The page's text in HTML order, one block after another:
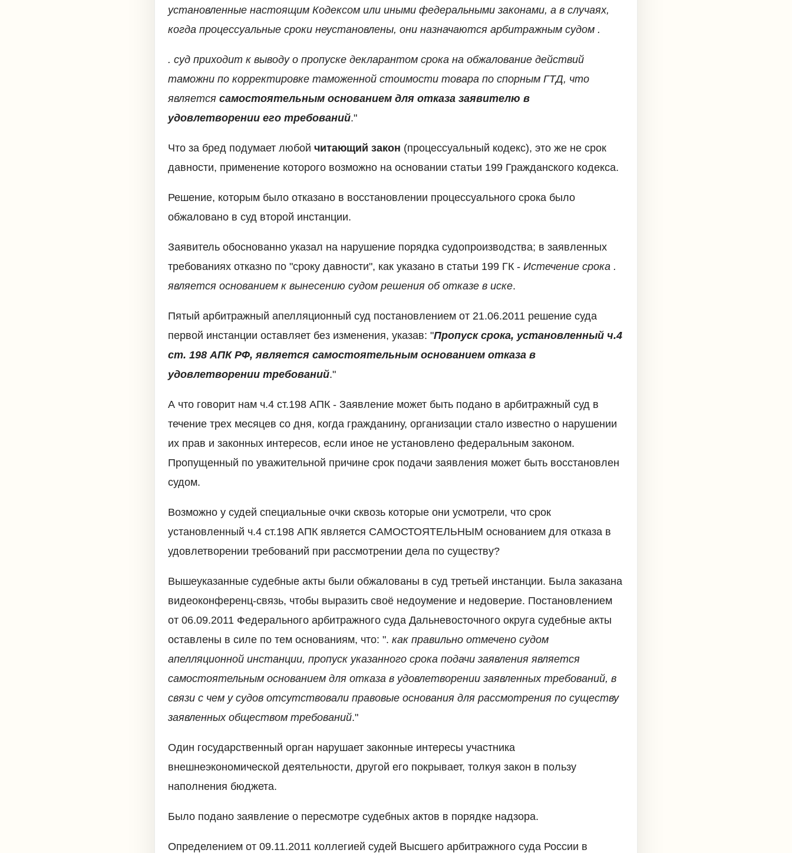
установленные настоящим Кодексом или иными федеральными законами, а в случаях,
когда процессуальные сроки неустановлены, они назначаются арбитражным судом .
. суд приходит к выводу о пропуске декларантом срока на обжалование действий
таможни по корректировке таможенной стоимости товара по спорным ГТД, что
является самостоятельным основанием для отказа заявителю в
удовлетворении его требований."
Что за бред подумает любой читающий закон (процессуальный кодекс), это же не срок
давности, применение которого возможно на основании статьи 199 Гражданского кодекса.
Решение, которым было отказано в восстановлении процессуального срока было
обжаловано в суд второй инстанции.
Заявитель обоснованно указал на нарушение порядка судопроизводства; в заявленных
требованиях отказно по "сроку давности", как указано в статьи 199 ГК - Истечение срока .
является основанием к вынесению судом решения об отказе в иске.
Пятый арбитражный апелляционный суд постановлением от 21.06.2011 решение суда
первой инстанции оставляет без изменения, указав: "Пропуск срока, установленный ч.4
ст. 198 АПК РФ, является самостоятельным основанием отказа в
удовлетворении требований."
А что говорит нам ч.4 ст.198 АПК - Заявление может быть подано в арбитражный суд в
течение трех месяцев со дня, когда гражданину, организации стало известно о нарушении
их прав и законных интересов, если иное не установлено федеральным законом.
Пропущенный по уважительной причине срок подачи заявления может быть восстановлен
судом.
Возможно у судей специальные очки сквозь которые они усмотрели, что срок
установленный ч.4 ст.198 АПК является САМОСТОЯТЕЛЬНЫМ основанием для отказа в
удовлетворении требований при рассмотрении дела по существу?
Вышеуказанные судебные акты были обжалованы в суд третьей инстанции. Была заказана
видеоконференц-связь, чтобы выразить своё недоумение и недоверие. Постановлением
от 06.09.2011 Федерального арбитражного суда Дальневосточного округа судебные акты
оставлены в силе по тем основаниям, что: ". как правильно отмечено судом
апелляционной инстанции, пропуск указанного срока подачи заявления является
самостоятельным основанием для отказа в удовлетворении заявленных требований, в
связи с чем у судов отсутствовали правовые основания для рассмотрения по существу
заявленных обществом требований."
Один государственный орган нарушает законные интересы участника
внешнеэкономической деятельности, другой его покрывает, толкуя закон в пользу
наполнения бюджета.
Было подано заявление о пересмотре судебных актов в порядке надзора.
Определением от 09.11.2011 коллегией судей Высшего арбитражного суда России в